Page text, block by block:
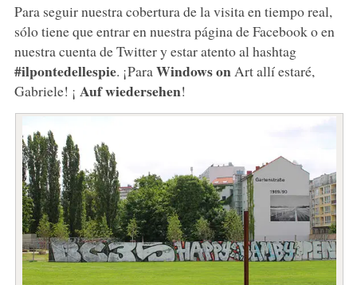
Para seguir nuestra cobertura de la visita en tiempo real,
sólo tiene que entrar en nuestra página de Facebook o en
nuestra cuenta de Twitter y estar atento al hashtag
#ilpontedellespie. ¡Para Windows on Art allí estaré,
Gabriele! ¡ Auf wiedersehen!